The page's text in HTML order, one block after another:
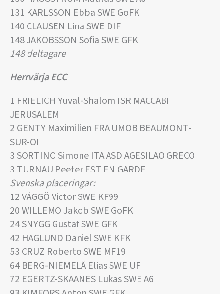
131 KARLSSON Ebba SWE GoFK
140 CLAUSEN Lina SWE DIF
148 JAKOBSSON Sofia SWE GFK
148 deltagare
Herrvärja ECC
1 FRIELICH Yuval-Shalom ISR MACCABI
JERUSALEM
2 GENTY Maximilien FRA UMOB BEAUMONT-
SUR-OI
3 SORTINO Simone ITA ASD AGESILAO GRECO
3 TURNAU Peeter EST EN GARDE
Svenska placeringar:
12 VÄGGÖ Victor SWE KF99
20 WILLEMO Jakob SWE GoFK
24 SNYGG Gustaf SWE GFK
42 HAGLUND Daniel SWE KFK
53 CRUZ Roberto SWE MF19
64 BERG-NIEMELÄ Elias SWE UF
72 EGERTZ-SKAANES Lukas SWE A6